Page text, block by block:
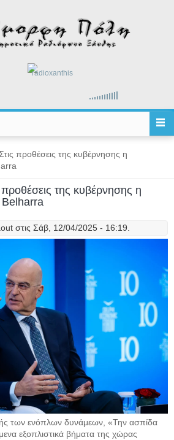
radioxanthis
προθέσεις της κυβέρνησης η
προθέσεις της κυβέρνησης η
Belharra
στις Σάβ, 12/04/2025 - 16:19.
των ενόπλων δυνάμεων, «Την ασπίδα
εξοπλιστικά βήματα της χώρας